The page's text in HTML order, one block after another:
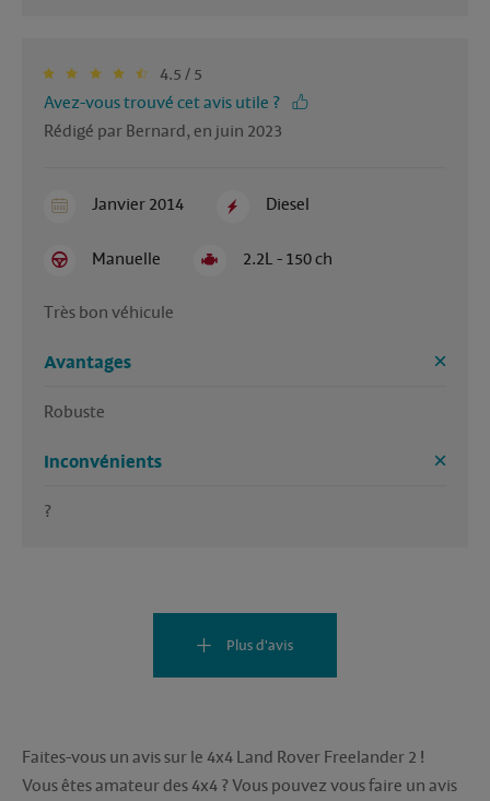
4.5 / 5
Avez-vous trouvé cet avis utile ?
Rédigé par Bernard, en juin 2023
Janvier 2014 Diesel
Manuelle 2.2L - 150 ch
Très bon véhicule
Avantages
Robuste
Inconvénients
?
Plus d'avis
Faites-vous un avis sur le 4x4 Land Rover Freelander 2 !
Vous êtes amateur des 4x4 ? Vous pouvez vous faire un avis